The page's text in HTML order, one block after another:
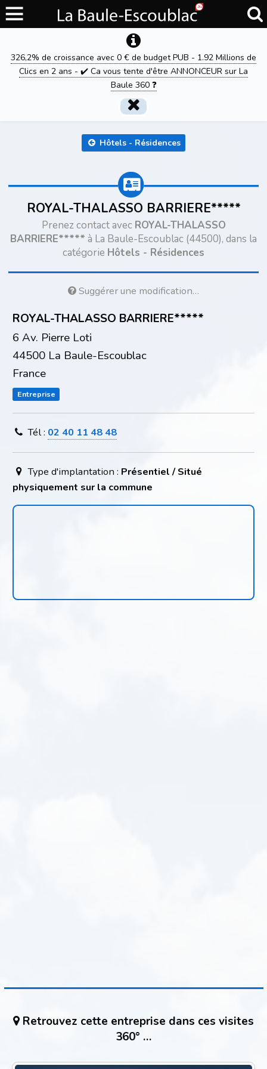
326,2% de croissance avec 0 € de budget PUB - 1.92 Millions de
Clics en 2 ans - ✔️ Ca vous tente d'être ANNONCEUR sur La
Baule 360 ❓
Hôtels - Résidences
ROYAL-THALASSO BARRIERE*****
Prenez contact avec ROYAL-THALASSO
BARRIERE***** à La Baule-Escoublac (44500), dans la
catégorie Hôtels - Résidences
Suggérer une modification…
ROYAL-THALASSO BARRIERE*****
6 Av. Pierre Loti
44500 La Baule-Escoublac
France
Entreprise
Tél : 02 40 11 48 48
Type d'implantation : Présentiel / Situé
physiquement sur la commune
Retrouvez cette entreprise dans ces visites
360° …